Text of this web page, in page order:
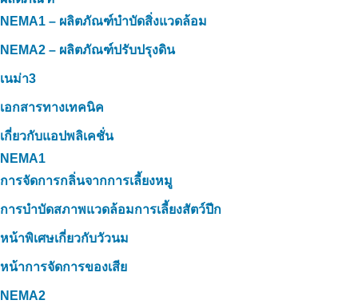
NEMA1 – ผลิตภัณฑ์บำบัดสิ่งแวดล้อม
NEMA2 – ผลิตภัณฑ์ปรับปรุงดิน
เนม่า3
เอกสารทางเทคนิค
เกี่ยวกับแอปพลิเคชั่น
NEMA1
การจัดการกลิ่นจากการเลี้ยงหมู
การบำบัดสภาพแวดล้อมการเลี้ยงสัตว์ปีก
หน้าพิเศษเกี่ยวกับวัวนม
หน้าการจัดการของเสีย
NEMA2